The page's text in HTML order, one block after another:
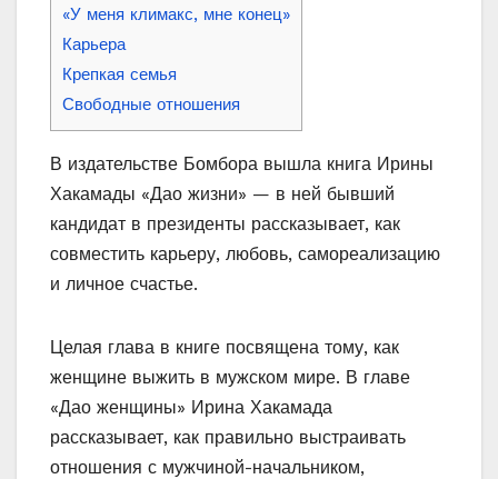
«У меня климакс, мне конец»
Карьера
Крепкая семья
Свободные отношения
В издательстве Бомбора вышла книга Ирины
Хакамады «Дао жизни» — в ней бывший
кандидат в президенты рассказывает, как
совместить карьеру, любовь, самореализацию
и личное счастье.
Целая глава в книге посвящена тому, как
женщине выжить в мужском мире. В главе
«Дао женщины» Ирина Хакамада
рассказывает, как правильно выстраивать
отношения с мужчиной-начальником,